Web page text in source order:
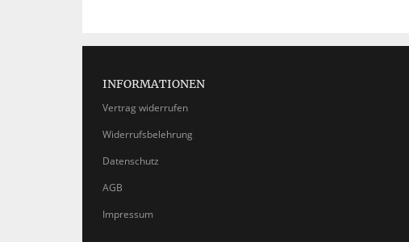
INFORMATIONEN
Vertrag widerrufen
Widerrufsbelehrung
Datenschutz
AGB
Impressum